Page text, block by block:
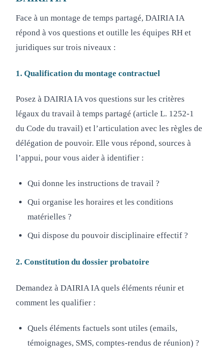
Face à un montage de temps partagé, DAIRIA IA
répond à vos questions et outille les équipes RH et
juridiques sur trois niveaux :
1. Qualification du montage contractuel
Posez à DAIRIA IA vos questions sur les critères
légaux du travail à temps partagé (article L. 1252-1
du Code du travail) et l’articulation avec les règles de
délégation de pouvoir. Elle vous répond, sources à
l’appui, pour vous aider à identifier :
Qui donne les instructions de travail ?
Qui organise les horaires et les conditions
matérielles ?
Qui dispose du pouvoir disciplinaire effectif ?
2. Constitution du dossier probatoire
Demandez à DAIRIA IA quels éléments réunir et
comment les qualifier :
Quels éléments factuels sont utiles (emails,
témoignages, SMS, comptes-rendus de réunion) ?